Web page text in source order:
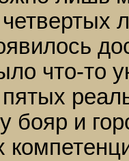
что-то
бояр и